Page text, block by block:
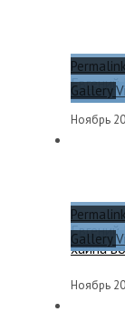
Permalink
Gallery
Евгений
Ноябрь
Permalink
Gallery
хайпа
Ноябрь